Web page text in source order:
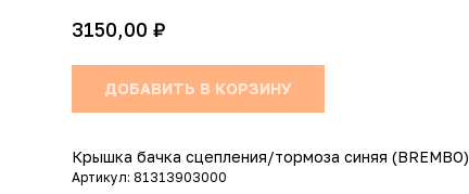
3150,00 ₽
ДОБАВИТЬ В КОРЗИНУ
Крышка бачка сцепления/тормоза синяя (BREMBO)
Артикул: 81313903000